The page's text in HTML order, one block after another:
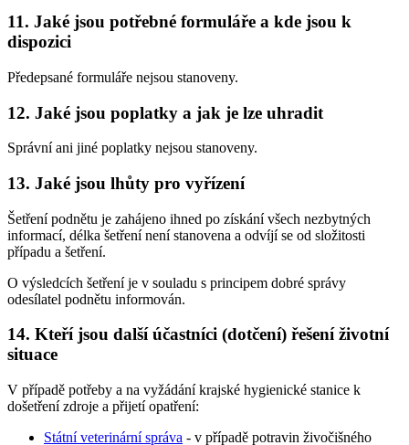
11. Jaké jsou potřebné formuláře a kde jsou k
dispozici
Předepsané formuláře nejsou stanoveny.
12. Jaké jsou poplatky a jak je lze uhradit
Správní ani jiné poplatky nejsou stanoveny.
13. Jaké jsou lhůty pro vyřízení
Šetření podnětu je zahájeno ihned po získání všech nezbytných
informací, délka šetření není stanovena a odvíjí se od složitosti
případu a šetření.
O výsledcích šetření je v souladu s principem dobré správy
odesílatel podnětu informován.
14. Kteří jsou další účastníci (dotčení) řešení životní
situace
V případě potřeby a na vyžádání krajské hygienické stanice k
došetření zdroje a přijetí opatření:
Státní veterinární správa - v případě potravin živočišného